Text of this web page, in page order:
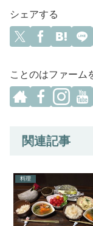
シェアする
ことのはファーム
関連記事
料理